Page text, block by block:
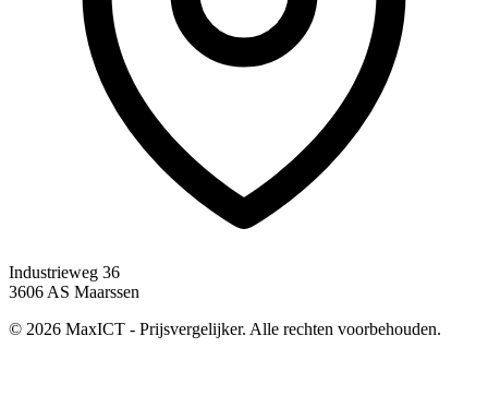
Industrieweg 36
3606 AS Maarssen
© 2026 MaxICT - Prijsvergelijker. Alle rechten voorbehouden.